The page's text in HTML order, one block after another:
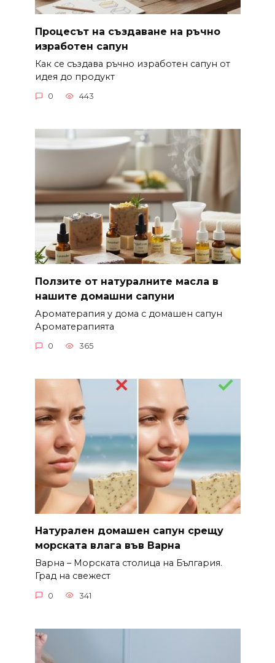
Процесът на създаване на ръчно
изработен сапун
Как се създава ръчно изработен сапун от
идея до продукт
0 443
Ползите от натуралните масла в
нашите домашни сапуни
Ароматерапия у дома с домашен сапун
Ароматерапията
0 365
Натурален домашен сапун срещу
морската влага във Варна
Варна – Морската столица на България.
Град на свежест
0 341